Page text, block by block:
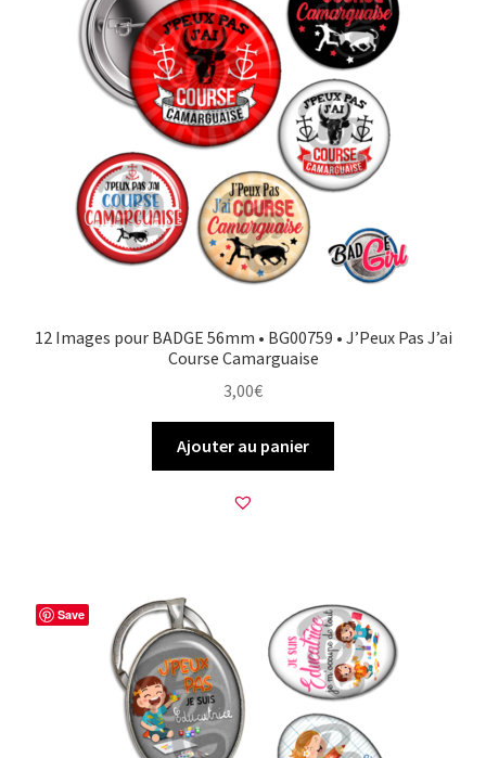
12 Images pour BADGE 56mm • BG00759 • J’Peux Pas J’ai
Course Camarguaise
3,00€
Ajouter au panier
Save